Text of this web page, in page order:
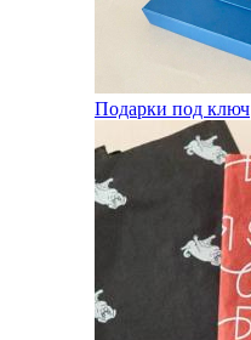
Подарки под ключ